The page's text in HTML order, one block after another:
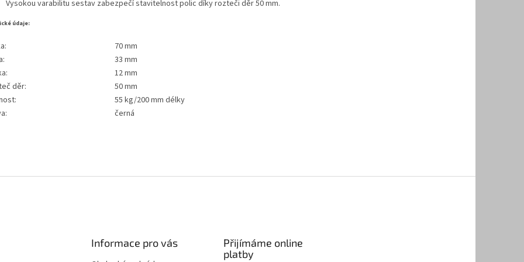
Vysokou varabilitu sestav zabezpečí stavitelnost polic díky rozteči děr 50 mm.
údaje:
70 mm
33 mm
12 mm
děr:
50 mm
55 kg/200 mm délky
černá
Informace pro vás
Přijímáme online
platby